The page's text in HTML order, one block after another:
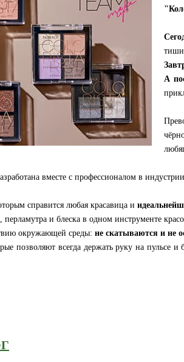
А
вместе с профессионалом в
справится любая красавица и
и блеска в одном инструменте
окружающей среды: не скатываются и не
позволяют всегда держать руку на пульсе